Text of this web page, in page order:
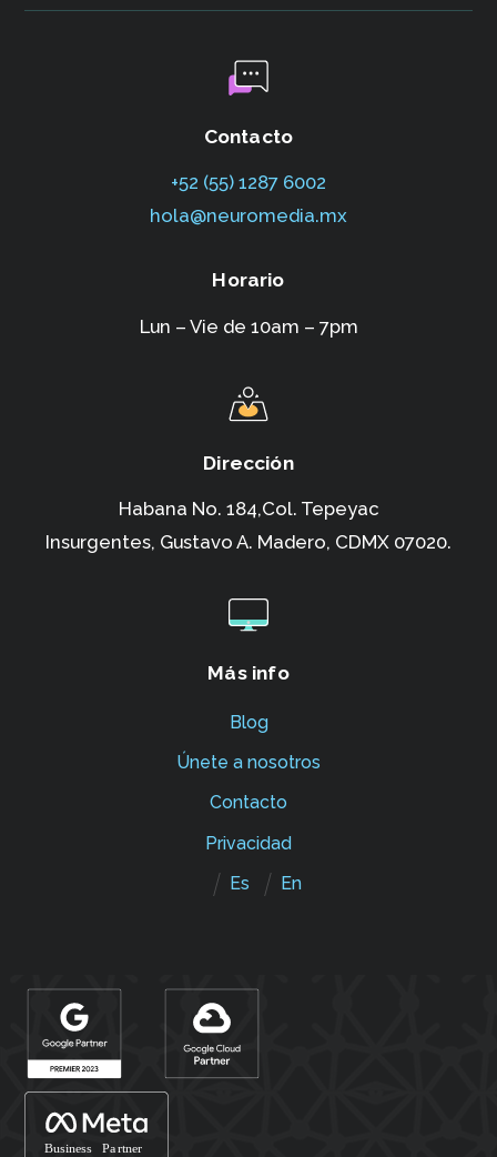
Contacto
+52 (55) 1287 6002‬
hola@neuromedia.mx
Horario
Lun – Vie de 10am – 7pm
Dirección
Habana No. 184,Col. Tepeyac
Insurgentes, Gustavo A. Madero, CDMX 07020.
Más info
Blog
Únete a nosotros
Contacto
Privacidad
Es
En